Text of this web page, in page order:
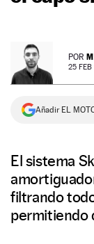
SERVICIOS
NEWSLETTER
SÍGUENOS
POR
25
Añadir EL
El sistema
filtrando
permitiendo